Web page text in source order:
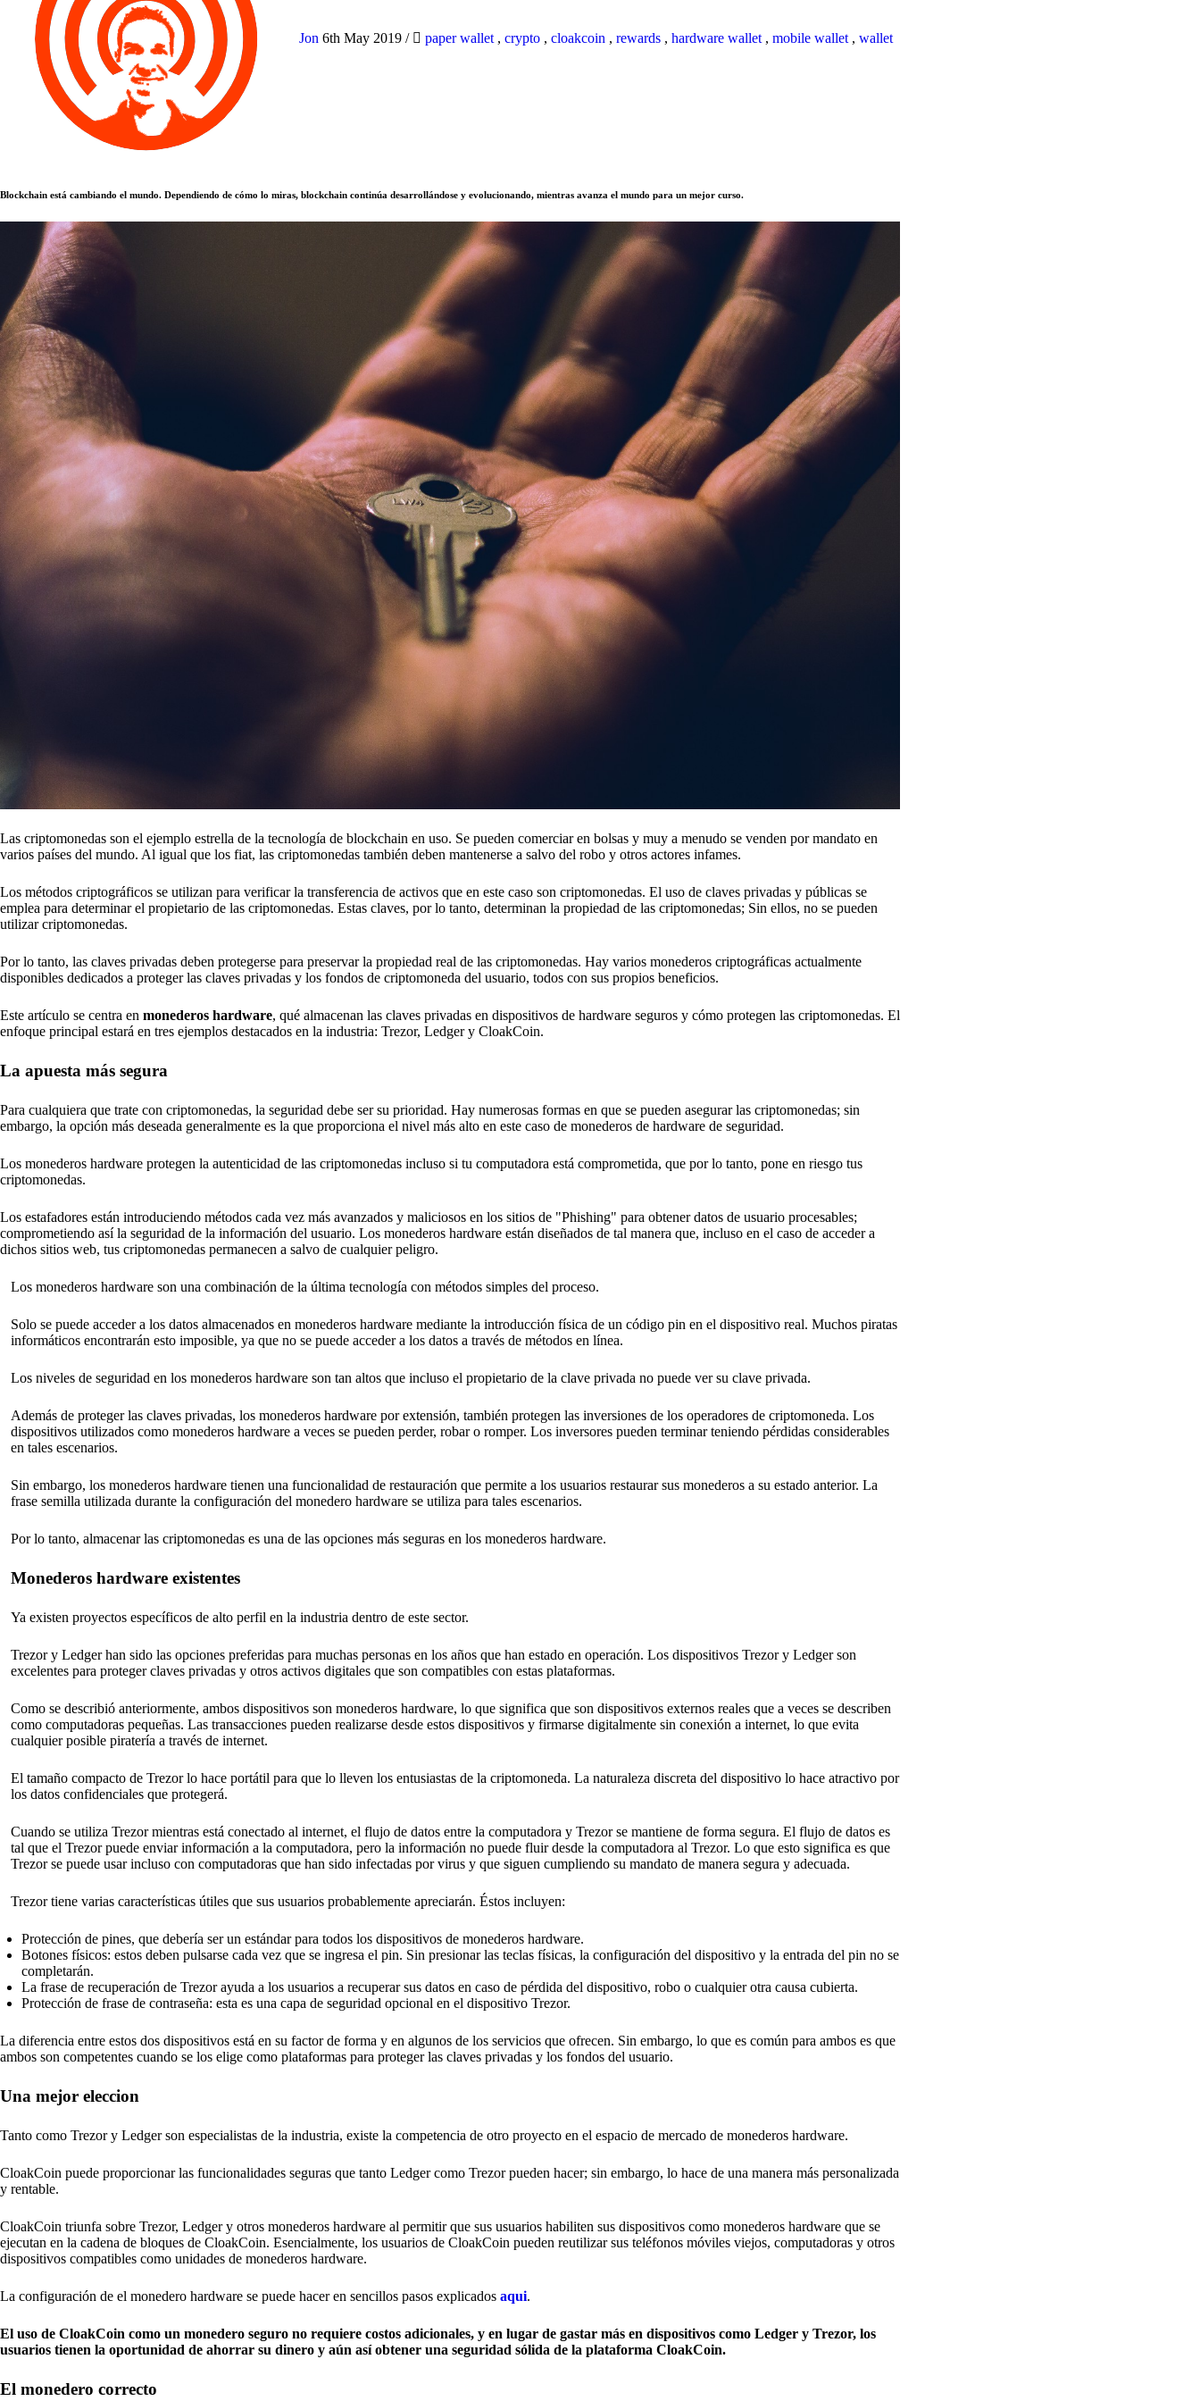
Jon 6th May 2019 / paper wallet , crypto , cloakcoin , rewards , hardware wallet , mobile wallet , wallet
Blockchain está cambiando el mundo. Dependiendo de cómo lo miras, blockchain continúa desarrollándose y evolucionando, mientras avanza el mundo para un mejor curso.
Las criptomonedas son el ejemplo estrella de la tecnología de blockchain en uso. Se pueden comerciar en bolsas y muy a menudo se venden por mandato en
varios países del mundo. Al igual que los fiat, las criptomonedas también deben mantenerse a salvo del robo y otros actores infames.
Los métodos criptográficos se utilizan para verificar la transferencia de activos que en este caso son criptomonedas. El uso de claves privadas y públicas se
emplea para determinar el propietario de las criptomonedas. Estas claves, por lo tanto, determinan la propiedad de las criptomonedas; Sin ellos, no se pueden
utilizar criptomonedas.
Por lo tanto, las claves privadas deben protegerse para preservar la propiedad real de las criptomonedas. Hay varios monederos criptográficas actualmente
disponibles dedicados a proteger las claves privadas y los fondos de criptomoneda del usuario, todos con sus propios beneficios.
Este artículo se centra en monederos hardware, qué almacenan las claves privadas en dispositivos de hardware seguros y cómo protegen las criptomonedas. El
enfoque principal estará en tres ejemplos destacados en la industria: Trezor, Ledger y CloakCoin.
La apuesta más segura
Para cualquiera que trate con criptomonedas, la seguridad debe ser su prioridad. Hay numerosas formas en que se pueden asegurar las criptomonedas; sin
embargo, la opción más deseada generalmente es la que proporciona el nivel más alto en este caso de monederos de hardware de seguridad.
Los monederos hardware protegen la autenticidad de las criptomonedas incluso si tu computadora está comprometida, que por lo tanto, pone en riesgo tus
criptomonedas.
Los estafadores están introduciendo métodos cada vez más avanzados y maliciosos en los sitios de "Phishing" para obtener datos de usuario procesables;
comprometiendo así la seguridad de la información del usuario. Los monederos hardware están diseñados de tal manera que, incluso en el caso de acceder a
dichos sitios web, tus criptomonedas permanecen a salvo de cualquier peligro.
Los monederos hardware son una combinación de la última tecnología con métodos simples del proceso.
Solo se puede acceder a los datos almacenados en monederos hardware mediante la introducción física de un código pin en el dispositivo real. Muchos piratas
informáticos encontrarán esto imposible, ya que no se puede acceder a los datos a través de métodos en línea.
Los niveles de seguridad en los monederos hardware son tan altos que incluso el propietario de la clave privada no puede ver su clave privada.
Además de proteger las claves privadas, los monederos hardware por extensión, también protegen las inversiones de los operadores de criptomoneda. Los
dispositivos utilizados como monederos hardware a veces se pueden perder, robar o romper. Los inversores pueden terminar teniendo pérdidas considerables
en tales escenarios.
Sin embargo, los monederos hardware tienen una funcionalidad de restauración que permite a los usuarios restaurar sus monederos a su estado anterior. La
frase semilla utilizada durante la configuración del monedero hardware se utiliza para tales escenarios.
Por lo tanto, almacenar las criptomonedas es una de las opciones más seguras en los monederos hardware.
Monederos hardware existentes
Ya existen proyectos específicos de alto perfil en la industria dentro de este sector.
Trezor y Ledger han sido las opciones preferidas para muchas personas en los años que han estado en operación. Los dispositivos Trezor y Ledger son
excelentes para proteger claves privadas y otros activos digitales que son compatibles con estas plataformas.
Como se describió anteriormente, ambos dispositivos son monederos hardware, lo que significa que son dispositivos externos reales que a veces se describen
como computadoras pequeñas. Las transacciones pueden realizarse desde estos dispositivos y firmarse digitalmente sin conexión a internet, lo que evita
cualquier posible piratería a través de internet.
El tamaño compacto de Trezor lo hace portátil para que lo lleven los entusiastas de la criptomoneda. La naturaleza discreta del dispositivo lo hace atractivo por
los datos confidenciales que protegerá.
Cuando se utiliza Trezor mientras está conectado al internet, el flujo de datos entre la computadora y Trezor se mantiene de forma segura. El flujo de datos es
tal que el Trezor puede enviar información a la computadora, pero la información no puede fluir desde la computadora al Trezor. Lo que esto significa es que
Trezor se puede usar incluso con computadoras que han sido infectadas por virus y que siguen cumpliendo su mandato de manera segura y adecuada.
Trezor tiene varias características útiles que sus usuarios probablemente apreciarán. Éstos incluyen:
Protección de pines, que debería ser un estándar para todos los dispositivos de monederos hardware.
Botones físicos: estos deben pulsarse cada vez que se ingresa el pin. Sin presionar las teclas físicas, la configuración del dispositivo y la entrada del pin no se
completarán.
La frase de recuperación de Trezor ayuda a los usuarios a recuperar sus datos en caso de pérdida del dispositivo, robo o cualquier otra causa cubierta.
Protección de frase de contraseña: esta es una capa de seguridad opcional en el dispositivo Trezor.
La diferencia entre estos dos dispositivos está en su factor de forma y en algunos de los servicios que ofrecen. Sin embargo, lo que es común para ambos es que
ambos son competentes cuando se los elige como plataformas para proteger las claves privadas y los fondos del usuario.
Una mejor eleccion
Tanto como Trezor y Ledger son especialistas de la industria, existe la competencia de otro proyecto en el espacio de mercado de monederos hardware.
CloakCoin puede proporcionar las funcionalidades seguras que tanto Ledger como Trezor pueden hacer; sin embargo, lo hace de una manera más personalizada
y rentable.
CloakCoin triunfa sobre Trezor, Ledger y otros monederos hardware al permitir que sus usuarios habiliten sus dispositivos como monederos hardware que se
ejecutan en la cadena de bloques de CloakCoin. Esencialmente, los usuarios de CloakCoin pueden reutilizar sus teléfonos móviles viejos, computadoras y otros
dispositivos compatibles como unidades de monederos hardware.
La configuración de el monedero hardware se puede hacer en sencillos pasos explicados aqui.
El uso de CloakCoin como un monedero seguro no requiere costos adicionales, y en lugar de gastar más en dispositivos como Ledger y Trezor, los
usuarios tienen la oportunidad de ahorrar su dinero y aún así obtener una seguridad sólida de la plataforma CloakCoin.
El monedero correcto